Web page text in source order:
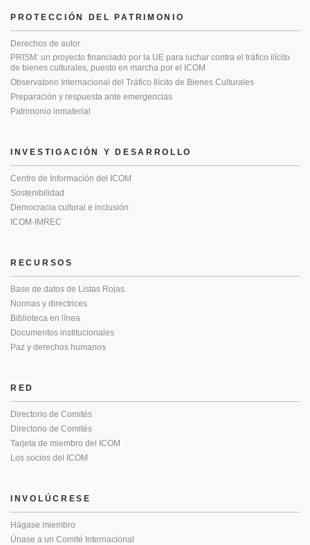
PROTECCIÓN DEL PATRIMONIO
Derechos de autor
PRISM: un proyecto financiado por la UE para luchar contra el tráfico ilícito
de bienes culturales, puesto en marcha por el ICOM
Observatorio Internacional del Tráfico Ilícito de Bienes Culturales
Preparación y respuesta ante emergencias
Patrimonio inmaterial
INVESTIGACIÓN Y DESARROLLO
Centro de Información del ICOM
Sostenibilidad
Democracia cultural e inclusión
ICOM-IMREC
RECURSOS
Base de datos de Listas Rojas
Normas y directrices
Biblioteca en línea
Documentos institucionales
Paz y derechos humanos
RED
Directorio de Comités
Directorio de Comités
Tarjeta de miembro del ICOM
Los socios del ICOM
INVOLÚCRESE
Hágase miembro
Únase a un Comité Internacional